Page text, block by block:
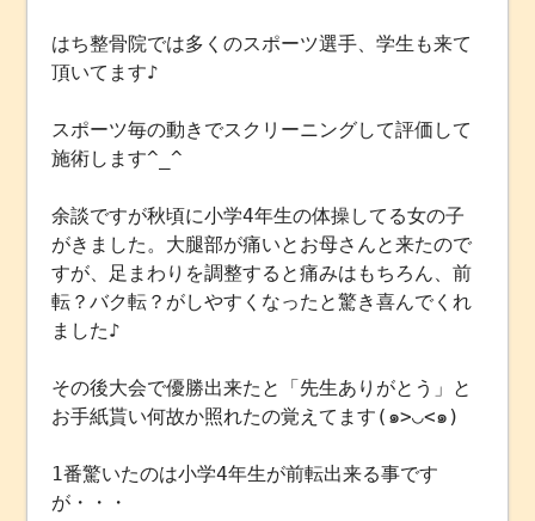
はち整骨院では多くのスポーツ選手、学生も来て
頂いてます♪
スポーツ毎の動きでスクリーニングして評価して
施術します^_^
余談ですが秋頃に小学4年生の体操してる女の子
がきました。大腿部が痛いとお母さんと来たので
すが、足まわりを調整すると痛みはもちろん、前
転？バク転？がしやすくなったと驚き喜んでくれ
ました♪
その後大会で優勝出来たと「先生ありがとう」と
お手紙貰い何故か照れたの覚えてます(๑>◡<๑)
1番驚いたのは小学4年生が前転出来る事です
が・・・